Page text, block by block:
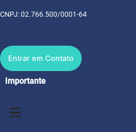
CNPJ: 02.766.500/0001-64
Entrar em Contato
Importante